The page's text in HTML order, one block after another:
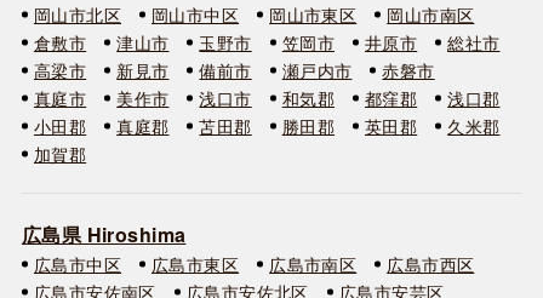
岡山市北区 岡山市中区 岡山市東区
岡山市南区
倉敷市
津山市 玉野市 笠岡市 井原市
総社市
高梁市
新見市 備前市 瀬戸内市
赤磐市
真庭市
美作市 浅口市 和気郡 都窪郡
浅口郡
小田郡
真庭郡 苫田郡 勝田郡 英田郡
久米郡
加賀郡
広島県 Hiroshima
広島市中区 広島市東区 広島市南区
広島市西区
広島市安佐南区
広島市安佐北区 広島市安芸区